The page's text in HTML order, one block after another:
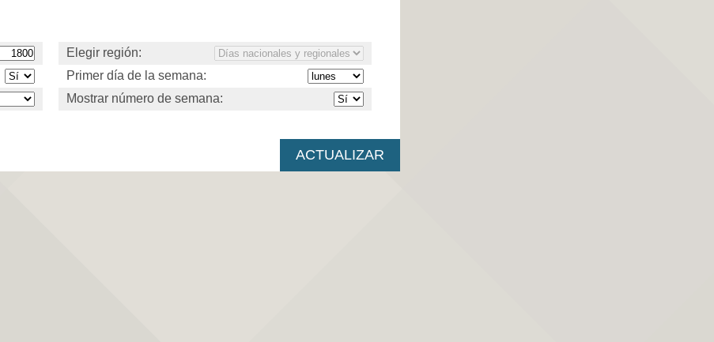
Elegir región:
Primer día de la semana:
Mostrar número de semana: